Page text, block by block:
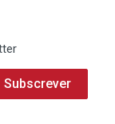
Subscrever